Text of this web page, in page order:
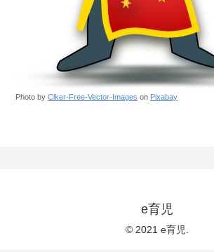
Photo by Clker-Free-Vector-Images on Pixabay
e育児
© 2021 e育児.